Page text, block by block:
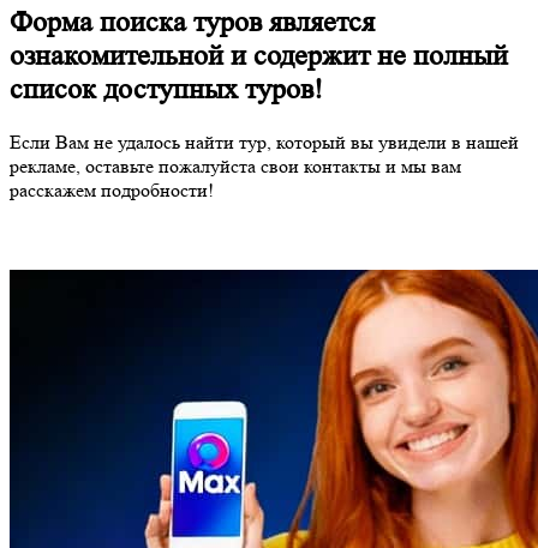
Форма поиска туров является
ознакомительной и содержит не полный
список доступных туров!
Если Вам не удалось найти тур, который вы увидели в нашей
рекламе, оставьте пожалуйста свои контакты и мы вам
расскажем подробности!